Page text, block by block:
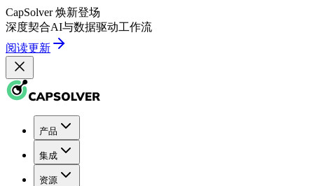
CapSolver 焕新登场
深度契合AI与数据驱动工作流
阅读更新
产品
集成
资源